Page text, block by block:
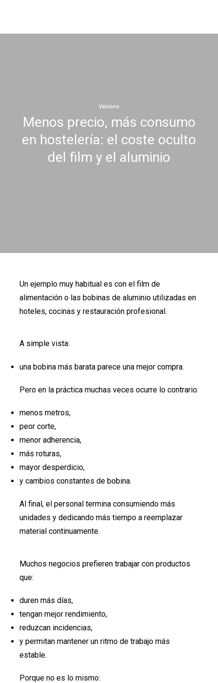
Inicio Conócenos Servicios Productos
Blog
Valsons
Menos precio, más consumo
en hostelería: el coste oculto
del film y el aluminio
Un ejemplo muy habitual es con el film de
alimentación o las bobinas de aluminio utilizadas en
hoteles, cocinas y restauración profesional.
A simple vista:
una bobina más barata parece una mejor compra.
Pero en la práctica muchas veces ocurre lo contrario:
menos metros,
peor corte,
menor adherencia,
más roturas,
mayor desperdicio,
y cambios constantes de bobina.
Al final, el personal termina consumiendo más
unidades y dedicando más tiempo a reemplazar
material continuamente.
Muchos negocios prefieren trabajar con productos
que:
duren más días,
tengan mejor rendimiento,
reduzcan incidencias,
y permitan mantener un ritmo de trabajo más
estable.
Porque no es lo mismo: